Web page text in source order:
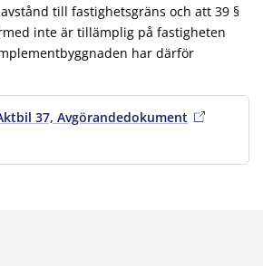
till fastighetsgräns och att 39 §
inte är tillämplig på fastigheten
har därför
37, Avgörandedokument